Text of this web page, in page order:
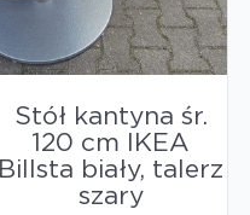
Stół kantyna śr.
120 cm IKEA
Billsta biały, talerz
szary